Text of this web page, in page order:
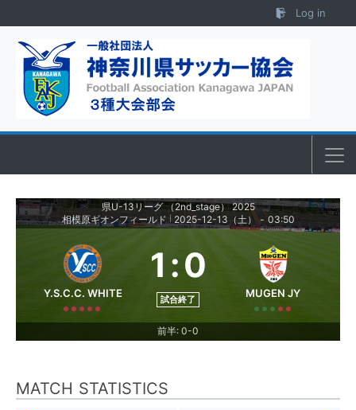
Log in
県U-13リーグ （2nd_stage） 2025
相模原ギオンフィールド
2025-12-13（土） - 03:50
Y.S.C.C. WHITE
1 :0
試合終了 MUGEN JY
前半: 0-0
MATCH STATISTICS